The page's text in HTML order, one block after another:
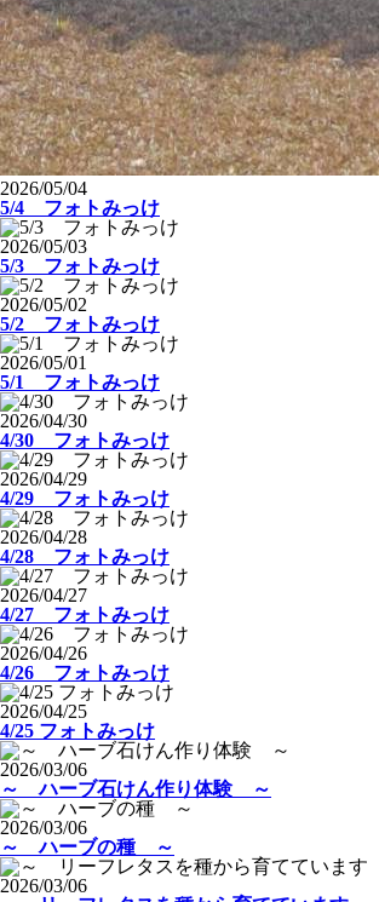
2026/05/04
5/4 フォトみっけ
2026/05/03
5/3 フォトみっけ
2026/05/02
5/2 フォトみっけ
2026/05/01
5/1 フォトみっけ
2026/04/30
4/30 フォトみっけ
2026/04/29
4/29 フォトみっけ
2026/04/28
4/28 フォトみっけ
2026/04/27
4/27 フォトみっけ
2026/04/26
4/26 フォトみっけ
2026/04/25
4/25 フォトみっけ
2026/03/06
～ ハーブ石けん作り体験 ～
2026/03/06
～ ハーブの種 ～
2026/03/06